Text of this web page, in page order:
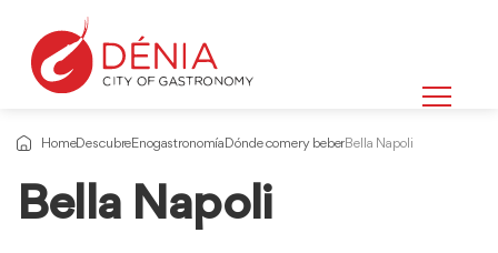
HomeDescubreEnogastronomía Dónde comer y beberBella Napoli
Bella Napoli